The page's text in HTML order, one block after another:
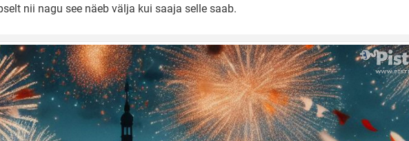
nii nagu see näeb välja kui saaja selle saab.